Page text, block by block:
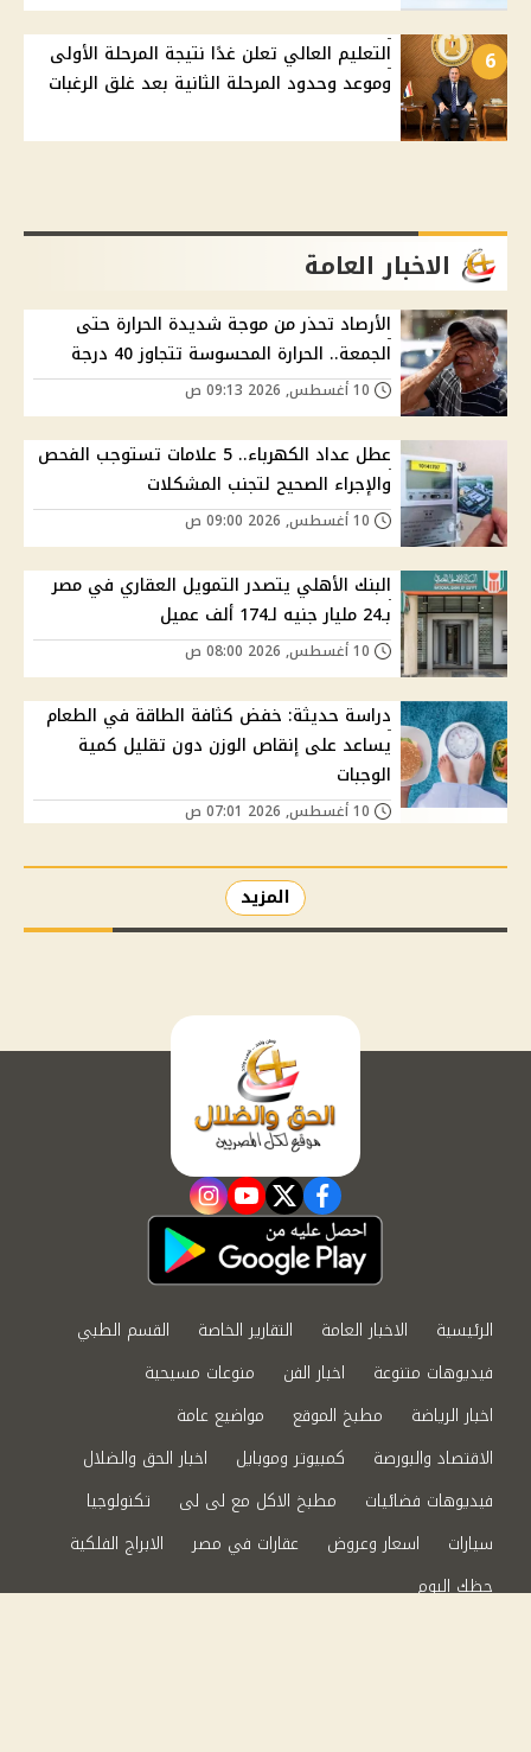
6
التعليم العالي تعلن غدًا نتيجة المرحلة الأولى
وموعد وحدود المرحلة الثانية بعد غلق الرغبات
الاخبار العامة
الأرصاد تحذر من موجة شديدة الحرارة حتى
الجمعة.. الحرارة المحسوسة تتجاوز 40 درجة
عطل عداد الكهرباء.. 5 علامات تستوجب الفحص
والإجراء الصحيح لتجنب المشكلات
البنك الأهلي يتصدر التمويل العقاري في مصر
بـ24 مليار جنيه لـ174 ألف عميل
دراسة حديثة: خفض كثافة الطاقة في الطعام
يساعد على إنقاص الوزن دون تقليل كمية
الوجبات
المزيد
facebook
twitter
youtube
instagram
الرئيسية الاخبار العامة التقارير الخاصة
القسم الطبي
فيديوهات متنوعة
اخبار الفن
منوعات مسيحية
اخبار الرياضة
مطبخ الموقع
مواضيع عامة
الاقتصاد والبورصة
كمبيوتر وموبايل
اخبار الحق والضلال
فيديوهات فضائيات
مطبخ الاكل مع لى لى
تكنولوجيا
سيارات
اسعار وعروض عقارات في مصر
الابراج الفلكية
حظك اليوم